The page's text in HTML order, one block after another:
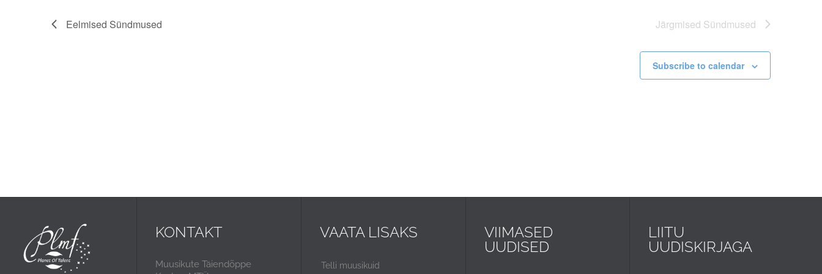
Eelmised Sündmused Järgmised Sündmused
Subscribe to calendar
KONTAKT
Muusikute Täiendõppe
VAATA LISAKS
Telli muusikuid
VIIMASED
UUDISED
LIITU
UUDISKIRJAGA